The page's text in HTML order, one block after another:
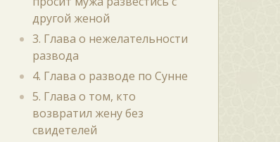
другой женой
3. Глава о нежелательности
развода
4. Глава о разводе по Сунне
5. Глава о том, кто
возвратил жену без
свидетелей